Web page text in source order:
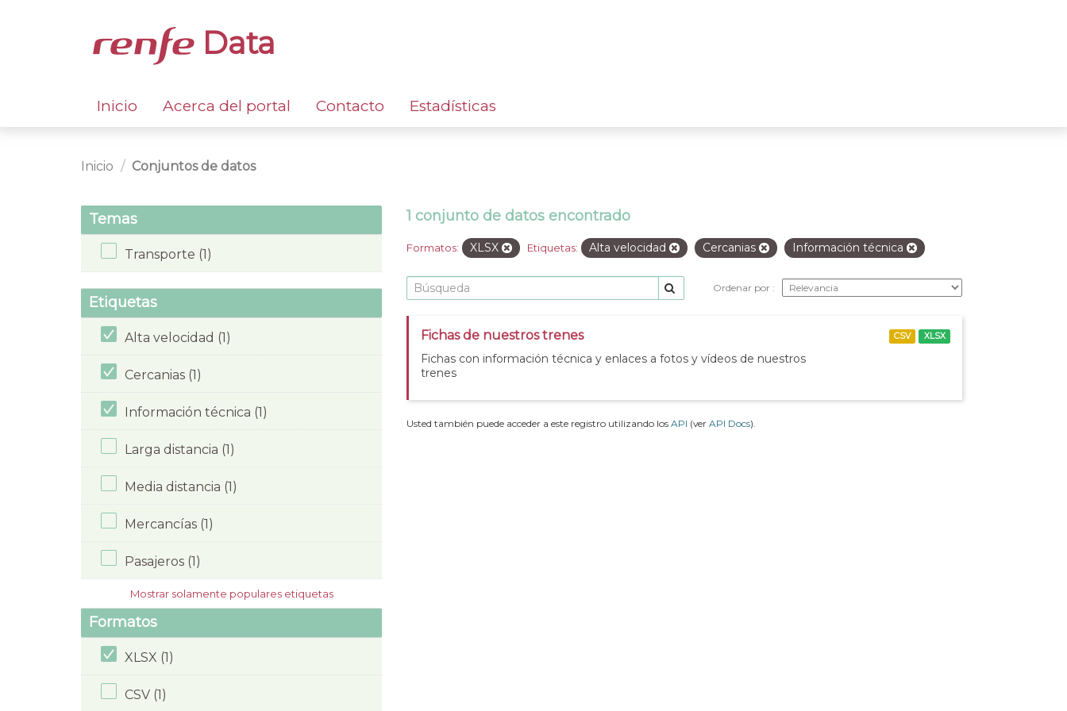
Data
Inicio Acerca del portal Contacto Estadísticas
Inicio Conjuntos de datos
Temas
Transporte (1)
Etiquetas
Alta velocidad (1)
Cercanias (1)
Información técnica (1)
Larga distancia (1)
Media distancia (1)
Mercancías (1)
Pasajeros (1)
Mostrar solamente populares etiquetas
Formatos
XLSX (1)
CSV (1)
1 conjunto de datos encontrado
Formatos: XLSX Etiquetas: Alta velocidad Cercanias Información técnica
Ordenar por
Fichas de nuestros trenes
Fichas con información técnica y enlaces a fotos y vídeos de nuestros
trenes
CSV XLSX
Usted también puede acceder a este registro utilizando los API (ver API Docs).